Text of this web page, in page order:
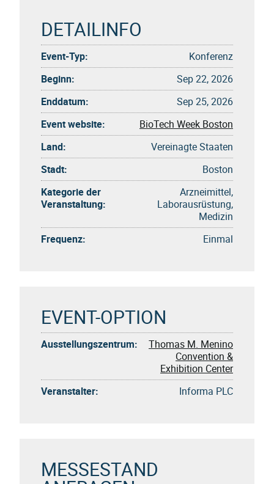
DETAILINFO
Event-Typ:
Konferenz
Beginn:
Sep 22, 2026
Enddatum:
Sep 25, 2026
Event website:
BioTech Week Boston
Land:
Vereinagte Staaten
Stadt:
Boston
Kategorie der
Veranstaltung:
Arzneimittel,
Laborausrüstung,
Medizin
Frequenz:
Einmal
EVENT-OPTION
Ausstellungszentrum:
Thomas M. Menino
Convention &
Exhibition Center
Veranstalter:
Informa PLC
MESSESTAND